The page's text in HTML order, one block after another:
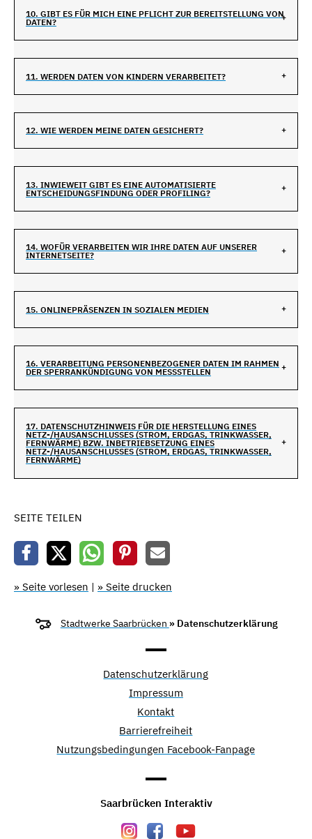
10. GIBT ES FÜR MICH EINE PFLICHT ZUR BEREITSTELLUNG VON
DATEN?
11. WERDEN DATEN VON KINDERN VERARBEITET?
12. WIE WERDEN MEINE DATEN GESICHERT?
13. INWIEWEIT GIBT ES EINE AUTOMATISIERTE
ENTSCHEIDUNGSFINDUNG ODER PROFILING?
14. WOFÜR VERARBEITEN WIR IHRE DATEN AUF UNSERER
INTERNETSEITE?
15. ONLINEPRÄSENZEN IN SOZIALEN MEDIEN
16. VERARBEITUNG PERSONENBEZOGENER DATEN IM RAHMEN
DER SPERRANKÜNDIGUNG VON MESSSTELLEN
17. DATENSCHUTZHINWEIS FÜR DIE HERSTELLUNG EINES
NETZ-/HAUSANSCHLUSSES (STROM, ERDGAS, TRINKWASSER,
FERNWÄRME) BZW. INBETRIEBSETZUNG EINES
NETZ-/HAUSANSCHLUSSES (STROM, ERDGAS, TRINKWASSER,
FERNWÄRME)
SEITE TEILEN
» Seite vorlesen | » Seite drucken
Stadtwerke Saarbrücken » Datenschutzerklärung
Datenschutzerklärung
Impressum
Kontakt
Barrierefreiheit
Nutzungsbedingungen Facebook-Fanpage
Saarbrücken Interaktiv